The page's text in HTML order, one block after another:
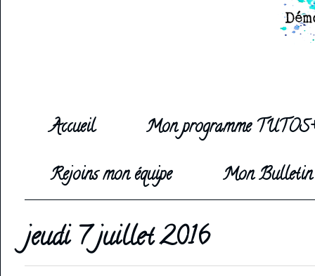
Accueil
Mon programme
Rejoins mon équipe
Mon
jeudi 7 juillet 2016